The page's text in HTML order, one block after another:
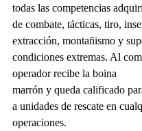
todas las competencias
de combate, tácticas, tiro,
extracción, montañismo y
condiciones extremas. Al
operador recibe la boina
marrón y queda calificado
a unidades de rescate en
operaciones.